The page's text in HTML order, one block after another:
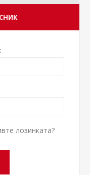
лозинката?